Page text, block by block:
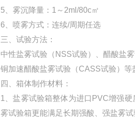
5、雾沉降量：1～2ml/80c㎡
6、喷雾方式：连续/周期任选
三、试验方法：
中性盐雾试验（NSS试验）、醋酸盐
铜加速醋酸盐雾试验（CASS试验）等
四、箱体制作材料：
1、盐雾试验箱整体为进口PVC增强
雾试验箱更能满足长期强酸、强盐雾试